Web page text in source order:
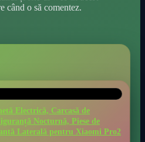
când o să comentez.
Electrică, Carcasă de
Nocturnă, Piese de
Laterală pentru Xiaomi Pro2